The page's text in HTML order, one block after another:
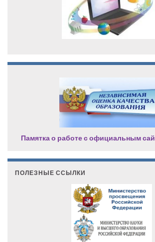
Памятка о работе с официальным
ПОЛЕЗНЫЕ ССЫЛКИ